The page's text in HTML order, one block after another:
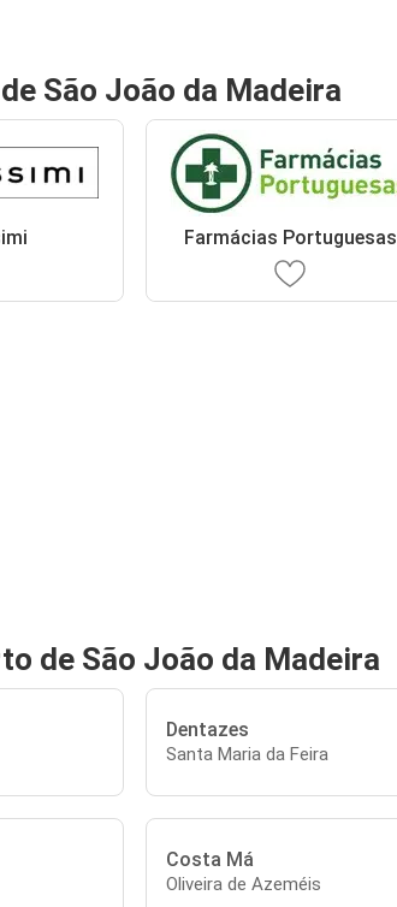
São João da Madeira
Farmácias Portuguesas
de São João da Madeira
Dentazes
Santa Maria da Feira
Costa Má
Oliveira de Azeméis